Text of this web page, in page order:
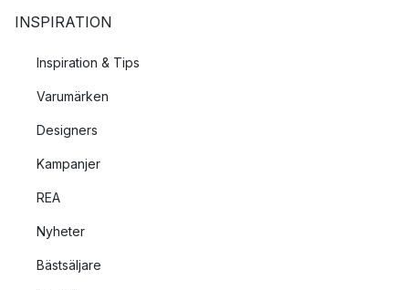
INSPIRATION
Inspiration & Tips
Varumärken
Designers
Kampanjer
REA
Nyheter
Bästsäljare